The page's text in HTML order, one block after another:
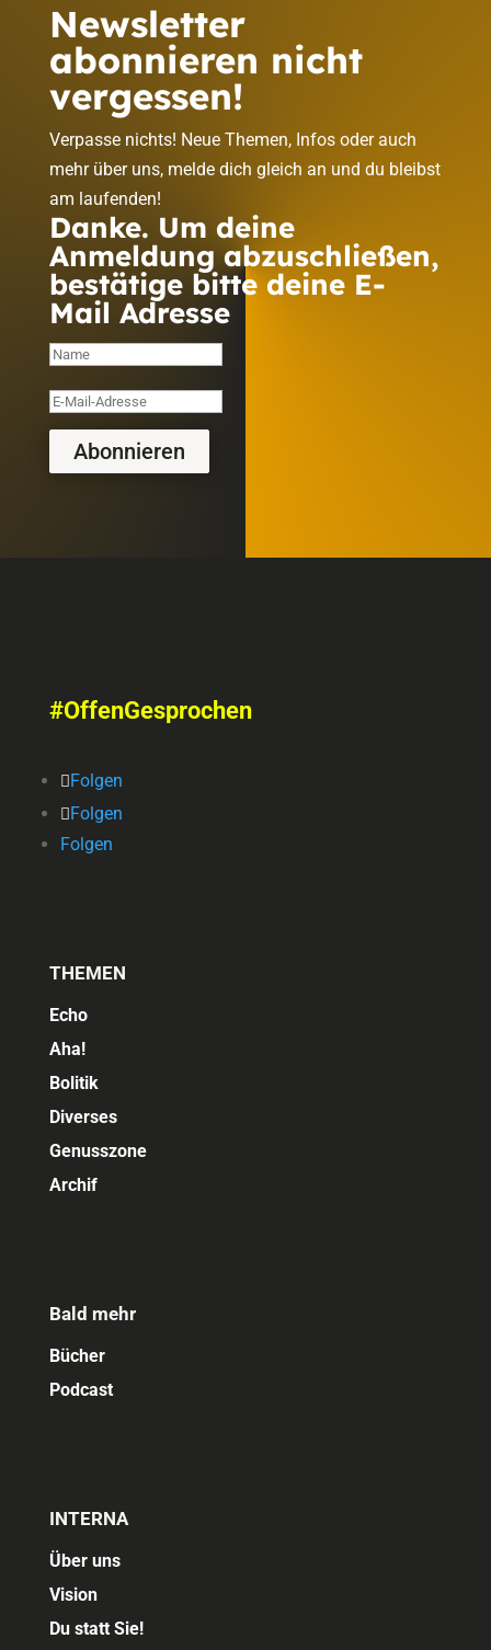
Newsletter
abonnieren nicht
vergessen!
Verpasse nichts! Neue Themen, Infos oder auch
mehr über uns, melde dich gleich an und du bleibst
am laufenden!
Danke. Um deine
Anmeldung abzuschließen,
bestätige bitte deine E-
Mail Adresse
Abonnieren
#OffenGesprochen
Folgen
Folgen
Folgen
THEMEN
Echo
Aha!
Bolitik
Diverses
Genusszone
Archif
Bald mehr
Bücher
Podcast
INTERNA
Über uns
Vision
Du statt Sie!